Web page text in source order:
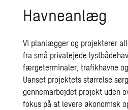
Havneanlæg
Vi planlægger og projekterer
fra små privatejede
færgeterminaler, trafikhavne
Uanset projektets størrelse
gennemarbejdet projekt uden
fokus på at levere økonomisk